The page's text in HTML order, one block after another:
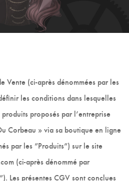
Vente (ci-après dénommées par les
les conditions dans lesquelles
proposés par l’entreprise
Corbeau » via sa boutique en ligne
par les ”Produits”) sur le site
(ci-après dénommé par
Les présentes CGV sont conclues